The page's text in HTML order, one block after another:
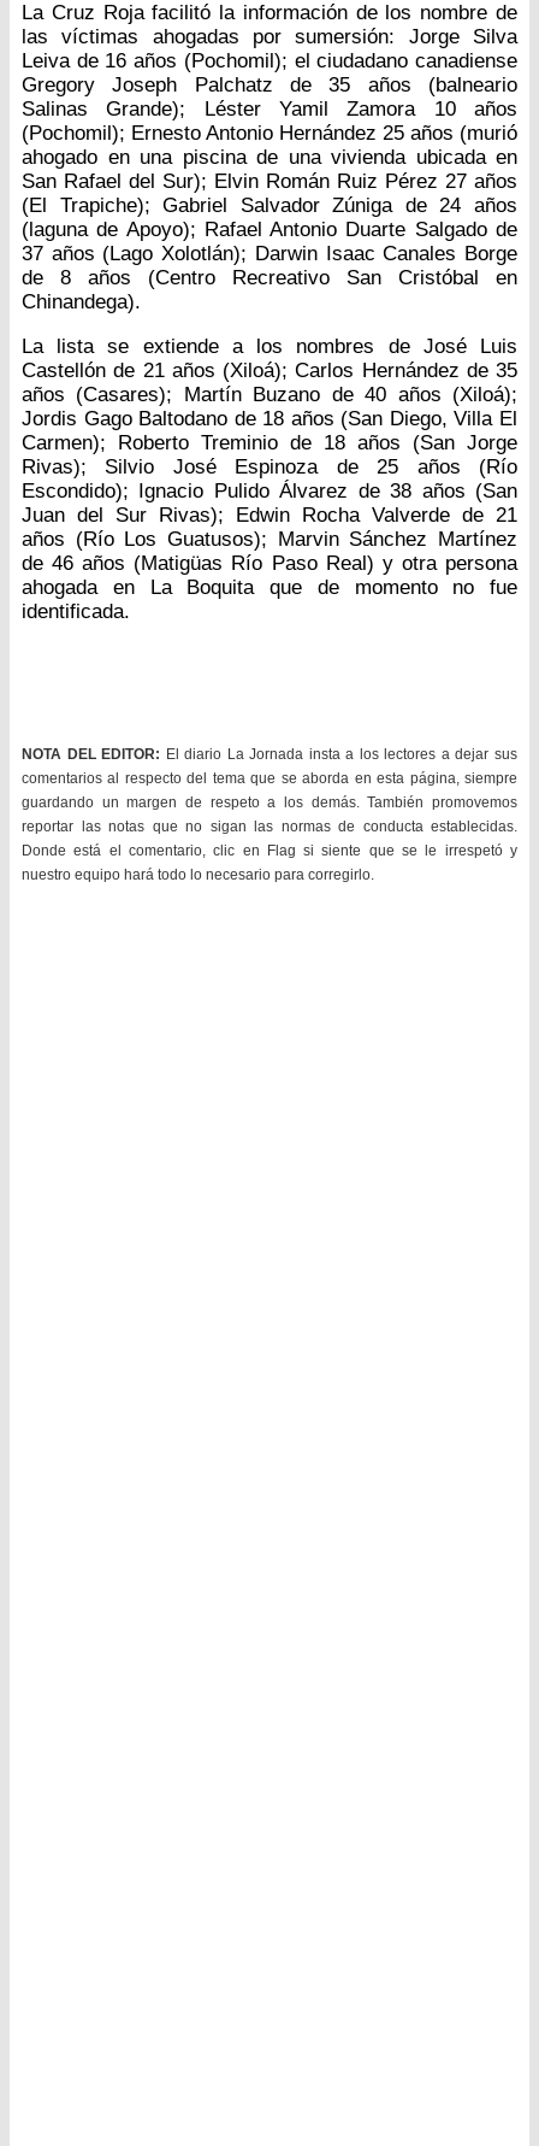
La Cruz Roja facilitó la información de los nombre de
las víctimas ahogadas por sumersión: Jorge Silva
Leiva de 16 años (Pochomil); el ciudadano canadiense
Gregory Joseph Palchatz de 35 años (balneario
Salinas Grande); Léster Yamil Zamora 10 años
(Pochomil); Ernesto Antonio Hernández 25 años (murió
ahogado en una piscina de una vivienda ubicada en
San Rafael del Sur); Elvin Román Ruiz Pérez 27 años
(El Trapiche); Gabriel Salvador Zúniga de 24 años
(laguna de Apoyo); Rafael Antonio Duarte Salgado de
37 años (Lago Xolotlán); Darwin Isaac Canales Borge
de 8 años (Centro Recreativo San Cristóbal en
Chinandega).
La lista se extiende a los nombres de José Luis
Castellón de 21 años (Xiloá); Carlos Hernández de 35
años (Casares); Martín Buzano de 40 años (Xiloá);
Jordis Gago Baltodano de 18 años (San Diego, Villa El
Carmen); Roberto Treminio de 18 años (San Jorge
Rivas); Silvio José Espinoza de 25 años (Río
Escondido); Ignacio Pulido Álvarez de 38 años (San
Juan del Sur Rivas); Edwin Rocha Valverde de 21
años (Río Los Guatusos); Marvin Sánchez Martínez
de 46 años (Matigüas Río Paso Real) y otra persona
ahogada en La Boquita que de momento no fue
identificada.
NOTA DEL EDITOR: El diario La Jornada insta a los lectores a dejar sus
comentarios al respecto del tema que se aborda en esta página, siempre
guardando un margen de respeto a los demás. También promovemos
reportar las notas que no sigan las normas de conducta establecidas.
Donde está el comentario, clic en Flag si siente que se le irrespetó y
nuestro equipo hará todo lo necesario para corregirlo.